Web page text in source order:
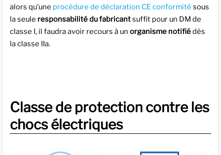
alors qu’une procédure de déclaration CE conformité sous
la seule responsabilité du fabricantsuffit pour un DM de
classe I, il faudra avoir recours à un organisme notifiédès
la classe IIa.
Classe de protection contre les
chocs électriques